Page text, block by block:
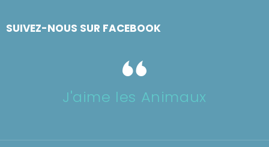
SUIVEZ-NOUS SUR FACEBOOK
J'aime les Animaux